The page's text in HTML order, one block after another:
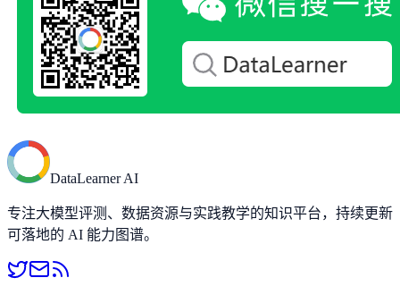
DataLearner AI
专注大模型评测、数据资源与实践教学的知识平台，持续更新
可落地的 AI 能力图谱。